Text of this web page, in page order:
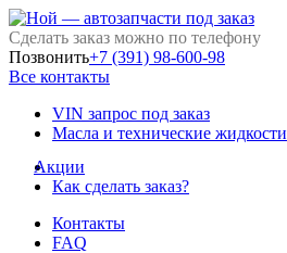
Сделать заказ можно по телефону
Позвонить+7 (391) 98-600-98
Все контакты
VIN запрос под заказ
Масла и технические жидкости
Акции
Как сделать заказ?
Контакты
FAQ